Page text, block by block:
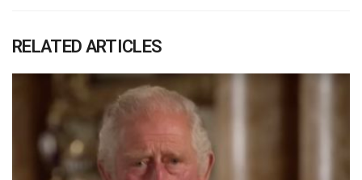
RELATED ARTICLES